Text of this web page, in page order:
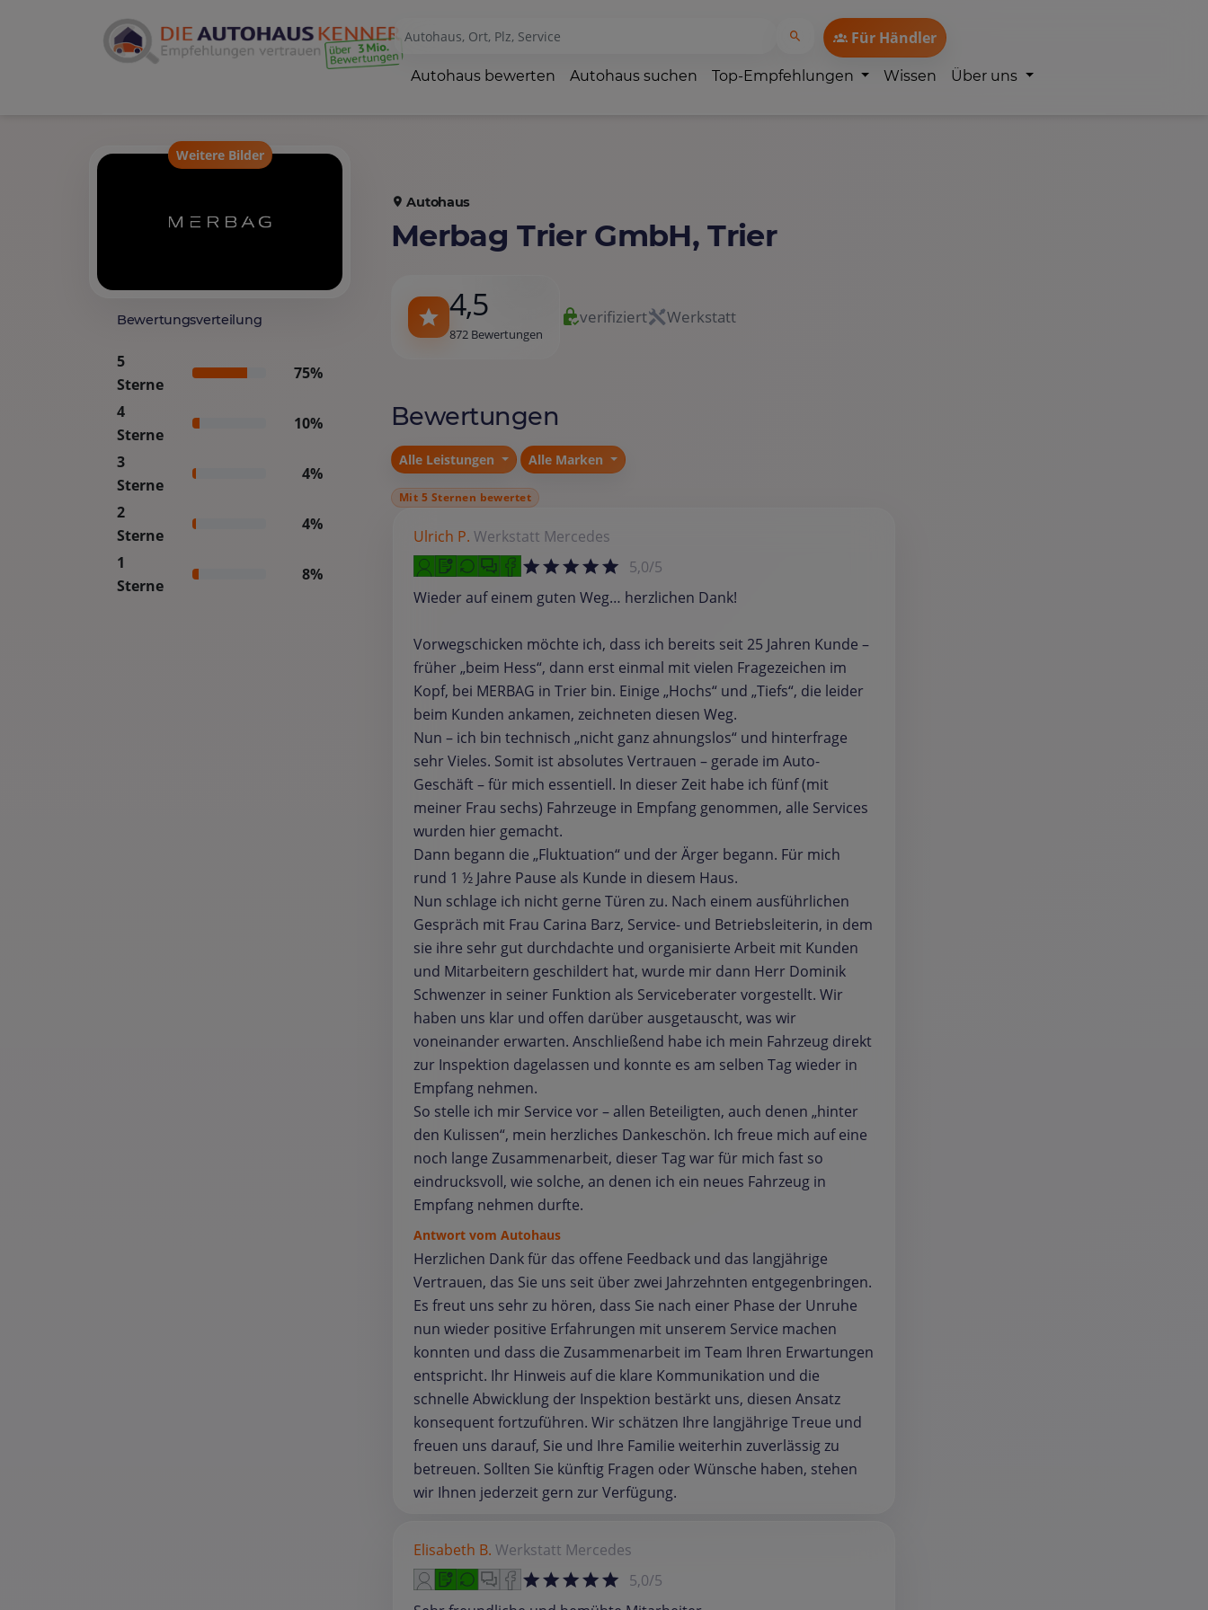
Für Händler
Autohaus bewerten Autohaus suchen Top-Empfehlungen Wissen Über uns
Weitere Bilder
Bewertungsverteilung
5
Sterne
75%
4
Sterne
10%
3
Sterne
4%
2
Sterne
4%
1
Sterne
8%
Autohaus
Merbag Trier GmbH, Trier
4,5
872 Bewertungen
verifiziert Werkstatt
Bewertungen
Alle Leistungen Alle Marken
Mit 5 Sternen bewertet
Ulrich P. Werkstatt Mercedes
5,0/5
Wieder auf einem guten Weg… herzlichen Dank!
Vorwegschicken möchte ich, dass ich bereits seit 25 Jahren Kunde –
früher „beim Hess“, dann erst einmal mit vielen Fragezeichen im
Kopf, bei MERBAG in Trier bin. Einige „Hochs“ und „Tiefs“, die leider
beim Kunden ankamen, zeichneten diesen Weg.
Nun – ich bin technisch „nicht ganz ahnungslos“ und hinterfrage
sehr Vieles. Somit ist absolutes Vertrauen – gerade im Auto-
Geschäft – für mich essentiell. In dieser Zeit habe ich fünf (mit
meiner Frau sechs) Fahrzeuge in Empfang genommen, alle Services
wurden hier gemacht.
Dann begann die „Fluktuation“ und der Ärger begann. Für mich
rund 1 ½ Jahre Pause als Kunde in diesem Haus.
Nun schlage ich nicht gerne Türen zu. Nach einem ausführlichen
Gespräch mit Frau Carina Barz, Service- und Betriebsleiterin, in dem
sie ihre sehr gut durchdachte und organisierte Arbeit mit Kunden
und Mitarbeitern geschildert hat, wurde mir dann Herr Dominik
Schwenzer in seiner Funktion als Serviceberater vorgestellt. Wir
haben uns klar und offen darüber ausgetauscht, was wir
voneinander erwarten. Anschließend habe ich mein Fahrzeug direkt
zur Inspektion dagelassen und konnte es am selben Tag wieder in
Empfang nehmen.
So stelle ich mir Service vor – allen Beteiligten, auch denen „hinter
den Kulissen“, mein herzliches Dankeschön. Ich freue mich auf eine
noch lange Zusammenarbeit, dieser Tag war für mich fast so
eindrucksvoll, wie solche, an denen ich ein neues Fahrzeug in
Empfang nehmen durfte.
Antwort vom Autohaus
Herzlichen Dank für das offene Feedback und das langjährige
Vertrauen, das Sie uns seit über zwei Jahrzehnten entgegenbringen.
Es freut uns sehr zu hören, dass Sie nach einer Phase der Unruhe
nun wieder positive Erfahrungen mit unserem Service machen
konnten und dass die Zusammenarbeit im Team Ihren Erwartungen
entspricht. Ihr Hinweis auf die klare Kommunikation und die
schnelle Abwicklung der Inspektion bestärkt uns, diesen Ansatz
konsequent fortzuführen. Wir schätzen Ihre langjährige Treue und
freuen uns darauf, Sie und Ihre Familie weiterhin zuverlässig zu
betreuen. Sollten Sie künftig Fragen oder Wünsche haben, stehen
wir Ihnen jederzeit gern zur Verfügung.
Elisabeth B. Werkstatt Mercedes
5,0/5